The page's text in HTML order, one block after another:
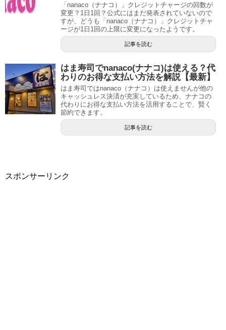
「nanaco（ナナコ）」クレジットチャージの回数が
変更？1日1回？公式にはまだ発表されていないので
すが、どうも「nanaco（ナナコ）」クレジットチャ
ージが1日1回の上限に変更になったようです。
記事を読む
はま寿司でnanaco(ナナコ)は使える？代
わりのお得な支払い方法を解説【最新】
はま寿司ではnanaco（ナナコ）は使えませんが他の
キャッシュレス決済が充実しているため、ナナコの
代わりにお得な支払い方法を活用することで、賢く
節約できます。
記事を読む
スポンサーリンク